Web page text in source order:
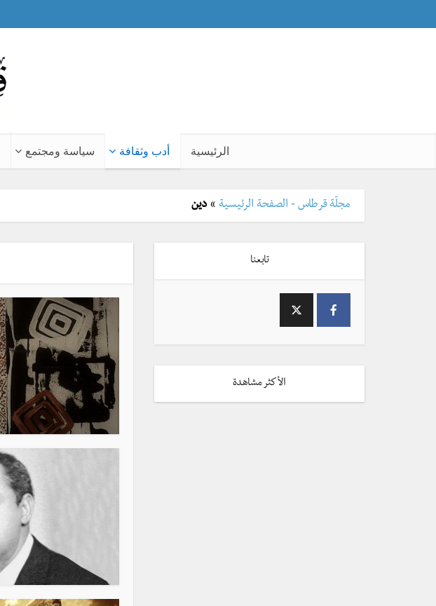
الرئيسية أدب وثقافة سياسة ومجتمع
مجلّة قرطاس - الصفحة الرئيسية » دين
تابعنا
الأكثر مشاهدة